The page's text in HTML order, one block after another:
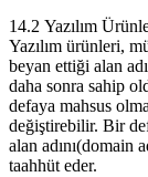
14.2 Yazılım
Yazılım ürünleri,
beyan ettiği alan
daha sonra sahip
defaya mahsus
değiştirebilir. Bir
alan adını(domain
taahhüt eder.